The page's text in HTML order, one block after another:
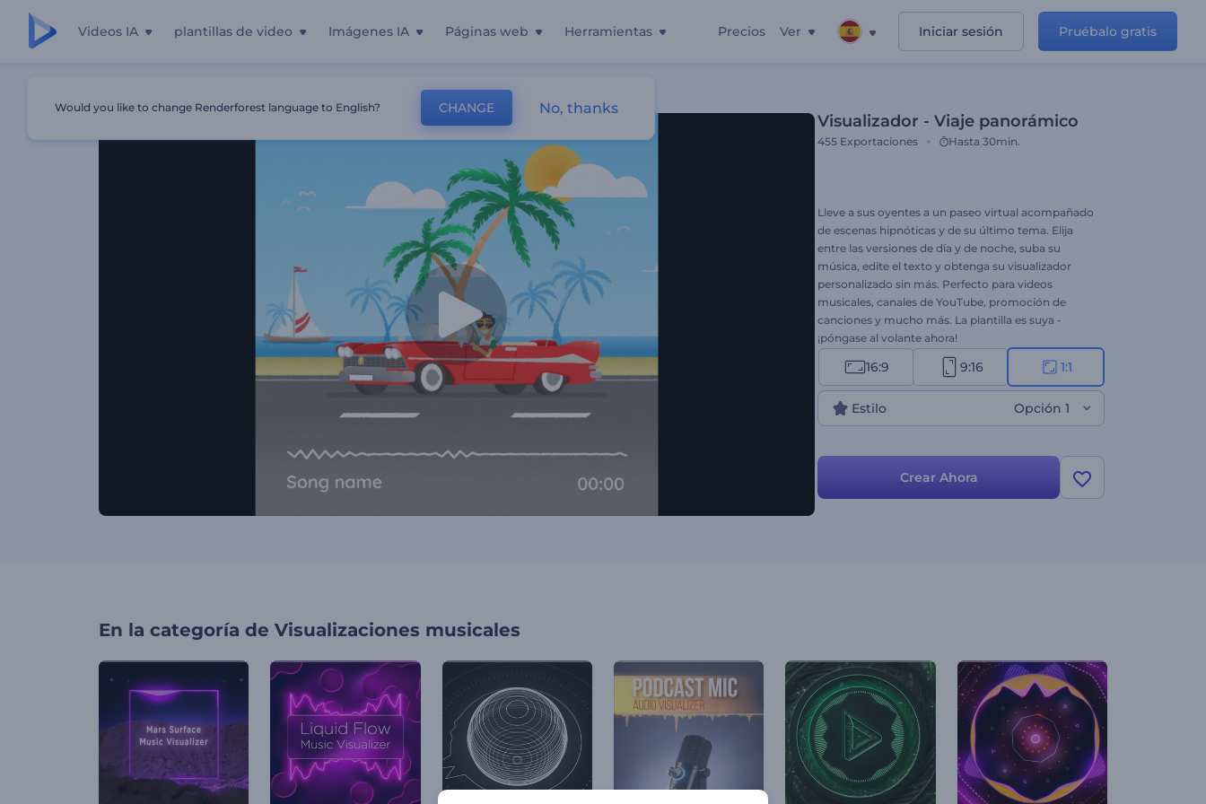
Videos IA plantillas de video Imágenes IA Páginas web Herramientas Precios Ver Iniciar sesión Pruébalo gratis
Visualizador - Viaje panorámico
455 Exportaciones Hasta 30min.
Lleve a sus oyentes a un paseo virtual acompañado
de escenas hipnóticas y de su último tema. Elija
entre las versiones de día y de noche, suba su
música, edite el texto y obtenga su visualizador
personalizado sin más. Perfecto para videos
musicales, canales de YouTube, promoción de
canciones y mucho más. La plantilla es suya -
¡póngase al volante ahora!
16:9 9:16 1:1
Estilo Opción 1
Crear Ahora
En la categoría de Visualizaciones musicales
Would you like to change Renderforest language to English? CHANGE No, thanks